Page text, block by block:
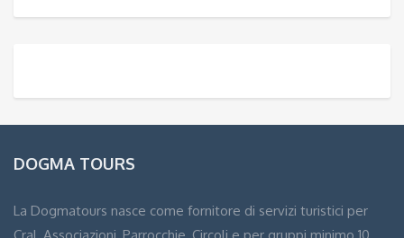
DOGMA TOURS
La Dogmatours nasce come fornitore di servizi turistici per